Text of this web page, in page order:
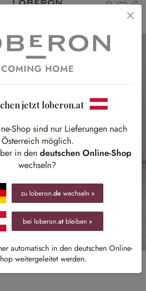
Du
jetzt loberon.at
Shop sind nur Lieferungen nach
Österreich möglich.
in den deutschen Online-Shop
wechseln?
zu loberon.de wechseln »
bei loberon.at bleiben »
automatisch in den deutschen Online-
weitergeleitet werden.